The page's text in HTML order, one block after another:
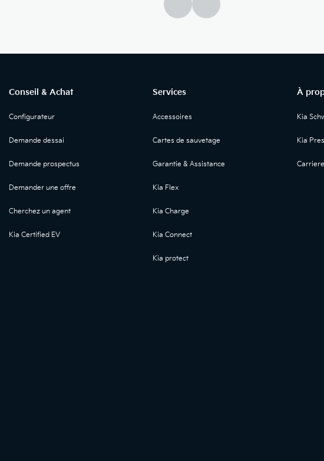
Conseil & Achat
Configurateur
Demande dessai
Demande prospectus
Demander une offre
Cherchez un agent
Kia Certified EV
Services
Accessoires
Cartes de sauvetage
Garantie & Assistance
Kia Flex
Kia Charge
Kia Connect
Kia protect
À
Kia
Kia
Carriere